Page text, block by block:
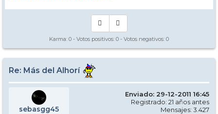
Karma: 0 - Votos positivos: 0 - Votos negativos: 0
Re: Más del Alhorí
sebasgg45
Enviado: 29-12-2011 16:45
Registrado: 21 años antes
Mensajes: 3.427